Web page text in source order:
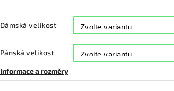
Dámská velikost
Pánská velikost
Informace a rozměry